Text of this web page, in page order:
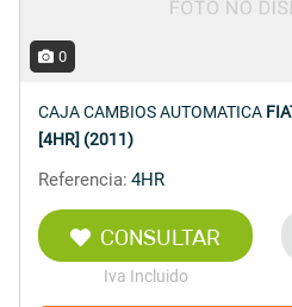
0
CAJA CAMBIOS AUTOMATICA
[4HR] (2011)
Referencia: 4HR
CONSULTAR
Iva Incluido